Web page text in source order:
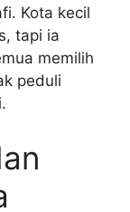
Kota kecil
tapi ia
memilih
peduli